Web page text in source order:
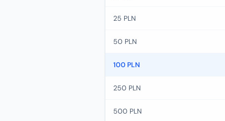
25 PLN
50 PLN
100 PLN
250 PLN
500 PLN